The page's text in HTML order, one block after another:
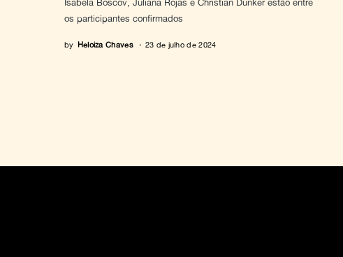
Isabela Boscov, Juliana Rojas e Christian Dunker estão entre
os participantes confirmados
by Heloiza Chaves 23 de julho de 2024